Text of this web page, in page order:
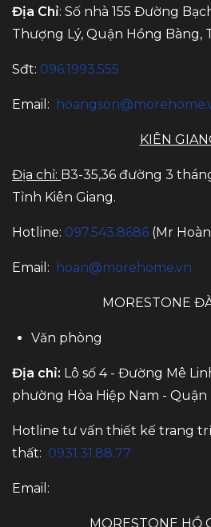
Địa Chỉ: Số nhà 155 Đường
Thượng Lý, Quận Hồng Bàng,
Sđt: 096.1993.555
Email:
KIÊN
Địa chỉ: B3-35,36 đường 3
Tỉnh Kiên Giang.
Hotline: 097.543.8686 (Mr
Email: hoan@morehome.vn
MORESTONE
Văn phòng
Địa chỉ: Lô số 4 - Đường Mê
phường Hòa Hiệp Nam - Quận
Hotline tư vấn thiết kế trang
thất: 0931.31.88.77
Email:
MORESTONE HỒ